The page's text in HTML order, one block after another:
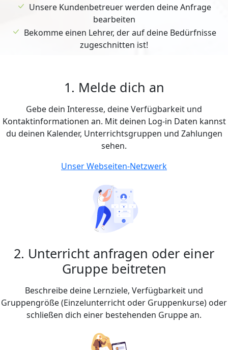
Unsere Kundenbetreuer werden deine Anfrage
bearbeiten
Bekomme einen Lehrer, der auf deine Bedürfnisse
zugeschnitten ist!
1. Melde dich an
Gebe dein Interesse, deine Verfügbarkeit und
Kontaktinformationen an. Mit deinen Log-in Daten kannst
du deinen Kalender, Unterrichtsgruppen und Zahlungen
sehen.
Unser Webseiten-Netzwerk
2. Unterricht anfragen oder einer
Gruppe beitreten
Beschreibe deine Lernziele, Verfügbarkeit und
Gruppengröße (Einzelunterricht oder Gruppenkurse) oder
schließen dich einer bestehenden Gruppe an.